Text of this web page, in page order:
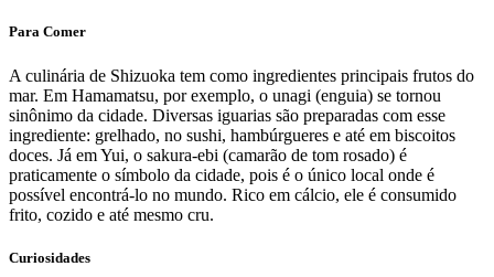
Para Comer
A culinária de Shizuoka tem como ingredientes principais frutos do
mar. Em Hamamatsu, por exemplo, o unagi (enguia) se tornou
sinônimo da cidade. Diversas iguarias são preparadas com esse
ingrediente: grelhado, no sushi, hambúrgueres e até em biscoitos
doces. Já em Yui, o sakura-ebi (camarão de tom rosado) é
praticamente o símbolo da cidade, pois é o único local onde é
possível encontrá-lo no mundo. Rico em cálcio, ele é consumido
frito, cozido e até mesmo cru.
Curiosidades